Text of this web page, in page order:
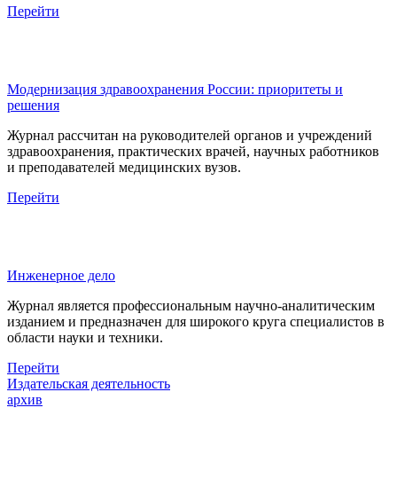
Перейти
Модернизация здравоохранения России: приоритеты и
решения
Журнал рассчитан на руководителей органов и учреждений
здравоохранения, практических врачей, научных работников
и преподавателей медицинских вузов.
Перейти
Инженерное дело
Журнал является профессиональным научно-аналитическим
изданием и предназначен для широкого круга специалистов в
области науки и техники.
Перейти
Издательская деятельность
архив